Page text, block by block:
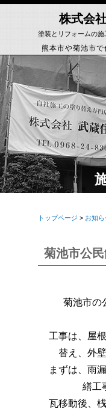
塗装とリフォームの施
株式会
熊本市や菊池市
トップページ > お知
菊池市公
菊池市の
工事は、屋
替え、外
まずは、雨
繕工
瓦移動後、